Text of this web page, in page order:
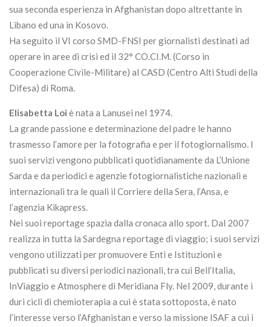
sua seconda esperienza in Afghanistan dopo altrettante in
Libano ed una in Kosovo.
Ha seguito il VI corso SMD-FNSI per giornalisti destinati ad
operare in aree di crisi ed il 32° CO.CI.M. (Corso in
Cooperazione Civile-Militare) al CASD (Centro Alti Studi della
Difesa) di Roma.
Elisabetta Loi è nata a Lanusei nel 1974.
La grande passione e determinazione del padre le hanno
trasmesso l’amore per la fotografia e per il fotogiornalismo. I
suoi servizi vengono pubblicati quotidianamente da L’Unione
Sarda e da periodici e agenzie fotogiornalistiche nazionali e
internazionali tra le quali il Corriere della Sera, l’Ansa, e
l’agenzia Kikapress.
Nei suoi reportage spazia dalla cronaca allo sport. Dal 2007
realizza in tutta la Sardegna reportage di viaggio; i suoi servizi
vengono utilizzati per promuovere Enti e Istituzioni e
pubblicati su diversi periodici nazionali, tra cui Bell’Italia,
InViaggio e Atmosphere di Meridiana Fly. Nel 2009, durante i
duri cicli di chemioterapia a cui è stata sottoposta, è nato
l’interesse verso l’Afghanistan e verso la missione ISAF a cui i